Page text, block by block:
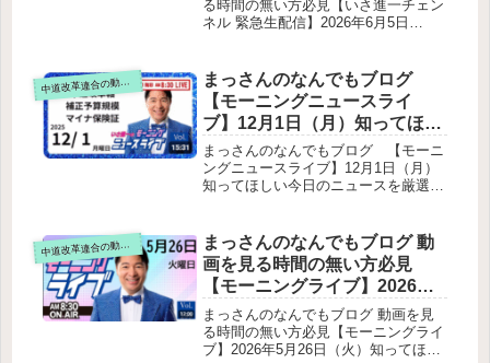
価他野党との関係党内課題：落選者ヒ
アリングと総括権力監視の姿勢（“品
識した点国民会議の「リセット」論そ
の他の論点
の秘書関与疑惑、賛否呼ぶ論
ス / 生配信 / 中道動画 】をテキ
スト要約
る時間の無い方必見【いさ進一チェン
ネル 緊急生配信】2026年6月5日
と本音【政治ニュース / 生配信 / 中道
動画 】をテキスト要約配信の目的問
題の核心：民主主義を歪める「誹謗中
傷動画」松井氏（中傷動画制作者）と
木下秘書の関係疑惑松井氏の告白高市
総理の説明新たに公開された音声総理
側の不自然な対応総理の主張いさ氏の
反論国会運営の混乱さらに重要な証
と木下秘書の証言の食い違い松井氏木
下秘書「早苗トーク（トークン）」と
の関係音声で出てくるキーワード時系
列整理（いさ氏の説明）公職選挙法
「利害誘導罪」の可能性利害誘導罪と
はいさ氏の主張連座制の問題いさ氏の
結論
中道改革連合の動画をテキスト要約
まっさんのなんでもブログ
【モーニングニュースライ
ブ】12月1日（月）知ってほし
い今日のニュースを厳選！い
さ進一が生解説する新聞情報
・ ニュースチェック【 10分解
テキスト要約
まっさんのなんでもブログ 【モーニ
ングニュースライブ】12月1日（月）
知ってほしい今日のニュースを厳選！
ュース / 生配信 】をテキスト要約公
明党の立ち位置と中道改革選挙制度改
革への批判安全保障・非核三原則経
済・物価高騰対策健康保険証・マイナ
保険証
中道改革連合の動画をテキスト要約
まっさんのなんでもブログ 動
画を見る時間の無い方必見
【モーニングライブ】2026年5
月26日（火）知ってほしい今
日のニュースを厳選！いさ進
一が生解説する新聞情報【 15
まっさんのなんでもブログ 動画を見
る時間の無い方必見【モーニングライ
ブ】2026年5月26日（火）知ってほし